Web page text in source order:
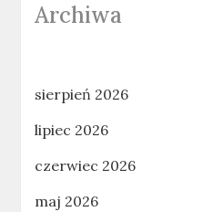
Archiwa
sierpień 2026
lipiec 2026
czerwiec 2026
maj 2026